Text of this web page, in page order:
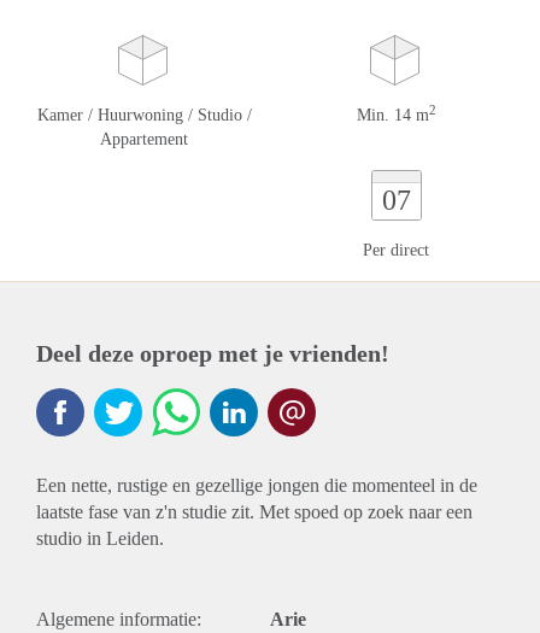
Kamer / Huurwoning / Studio /
Appartement
Min. 14 m2
07
Per direct
Deel deze oproep met je vrienden!
Een nette, rustige en gezellige jongen die momenteel in de
laatste fase van z'n studie zit. Met spoed op zoek naar een
studio in Leiden.
Algemene informatie: Arie